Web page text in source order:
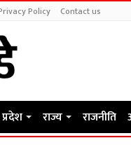
Policy Contact us
राज्य राजनीति